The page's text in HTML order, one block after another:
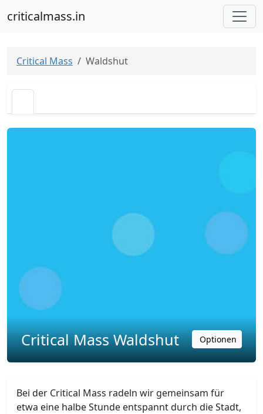
criticalmass.in
Critical Mass Waldshut
Critical Mass Waldshut Optionen
Bei der Critical Mass radeln wir gemeinsam für
etwa eine halbe Stunde entspannt durch die Stadt,